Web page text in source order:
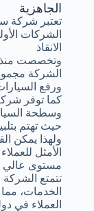
الجاهزية
تعتبر شركة
الشركات
الانقاذ
وتخصصت منذ
الشركة
ورفع
كما توفر
وسطحة
حيث تهتم
ولهذا يمكن
الأمثل
مستوى عالي
تتمتع
الخدمات،
العملاء في